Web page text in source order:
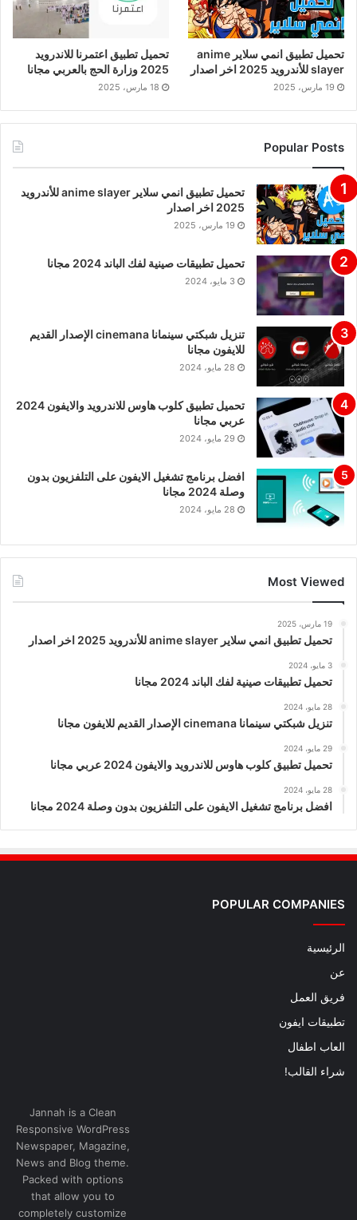
تحميل تطبيق انمي سلاير anime
slayer للأندرويد 2025 اخر اصدار
19 مارس، 2025
تحميل تطبيق اعتمرنا للاندرويد
2025 وزارة الحج بالعربي مجانا
18 مارس، 2025
Popular Posts
تحميل تطبيق انمي سلاير anime slayer للأندرويد
2025 اخر اصدار
19 مارس، 2025
تحميل تطبيقات صينية لفك الباند 2024 مجانا
3 مايو، 2024
تنزيل شبكتي سينمانا cinemana الإصدار القديم
للايفون مجانا
28 مايو، 2024
تحميل تطبيق كلوب هاوس للاندرويد والايفون 2024
عربي مجانا
29 مايو، 2024
افضل برنامج تشغيل الايفون على التلفزيون بدون
وصلة 2024 مجانا
28 مايو، 2024
Most Viewed
19 مارس، 2025
تحميل تطبيق انمي سلاير anime slayer للأندرويد 2025 اخر اصدار
3 مايو، 2024
تحميل تطبيقات صينية لفك الباند 2024 مجانا
28 مايو، 2024
تنزيل شبكتي سينمانا cinemana الإصدار القديم للايفون مجانا
29 مايو، 2024
تحميل تطبيق كلوب هاوس للاندرويد والايفون 2024 عربي مجانا
28 مايو، 2024
افضل برنامج تشغيل الايفون على التلفزيون بدون وصلة 2024 مجانا
POPULAR COMPANIES
الرئيسية
عن
فريق العمل
تطبيقات ايفون
العاب اطفال
شراء القالب!
Jannah is a Clean
Responsive WordPress
Newspaper, Magazine,
News and Blog theme.
Packed with options
that allow you to
completely customize